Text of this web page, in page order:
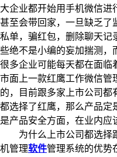
大企业都开始用手机微信进
甚至会带回家，一旦缺乏了
私单，骗红包，删除聊天记
些绝不是小编的妄加揣测，
很多企业可能每天都在面临
市面上一款红鹰工作微信管
的，目前跟多家上市公司都
都选择了红鹰，那么产品定
是产品安全方面，在业内应
为什么上市公司都选择
机管理软件管理系统的优势